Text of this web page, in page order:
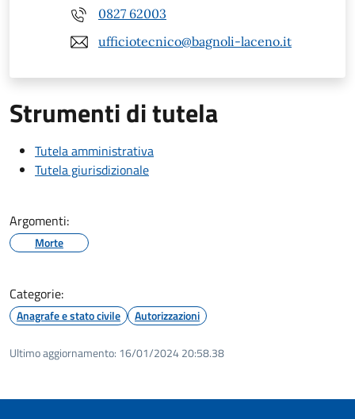
0827 62003
ufficiotecnico@bagnoli-laceno.it
Strumenti di tutela
Tutela amministrativa
Tutela giurisdizionale
Argomenti:
Morte
Categorie:
Anagrafe e stato civile Autorizzazioni
Ultimo aggiornamento: 16/01/2024 20:58.38